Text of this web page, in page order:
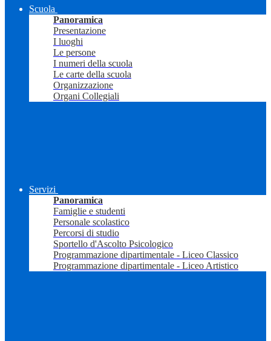
Scuola
Panoramica
Presentazione
I luoghi
Le persone
I numeri della scuola
Le carte della scuola
Organizzazione
Organi Collegiali
Servizi
Panoramica
Famiglie e studenti
Personale scolastico
Percorsi di studio
Sportello d'Ascolto Psicologico
Programmazione dipartimentale - Liceo Classico
Programmazione dipartimentale - Liceo Artistico